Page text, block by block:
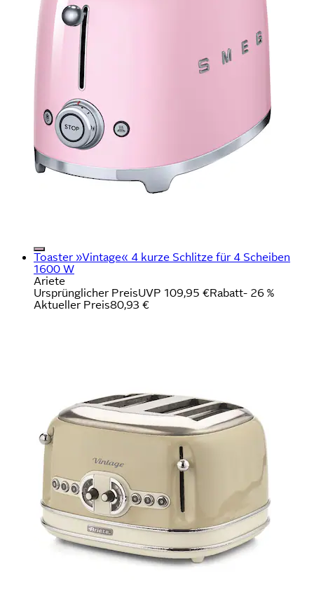
Toaster »Vintage« 4 kurze Schlitze für 4 Scheiben
1600 W
Ariete
Ursprünglicher PreisUVP 109,95 €Rabatt- 26 %
Aktueller Preis80,93 €